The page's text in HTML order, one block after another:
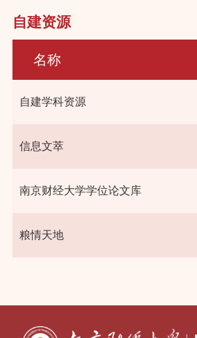
自建资源
名称
自建学科资源
信息文萃
南京财经大学学位论文库
粮情天地